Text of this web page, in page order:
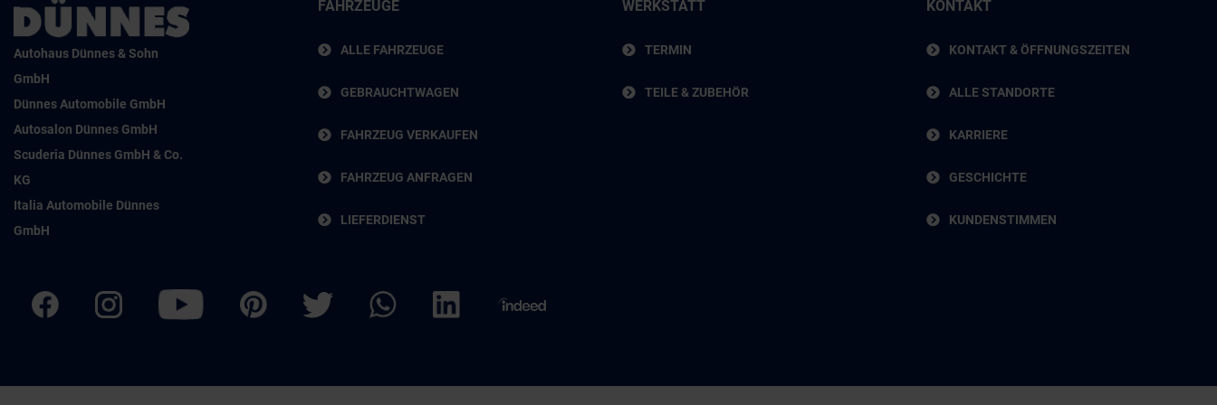
Autohaus Dünnes & Sohn
GmbH
Dünnes Automobile GmbH
Autosalon Dünnes GmbH
Scuderia Dünnes GmbH & Co.
KG
Italia Automobile Dünnes
GmbH
FAHRZEUGE
ALLE FAHRZEUGE
GEBRAUCHTWAGEN
FAHRZEUG VERKAUFEN
FAHRZEUG ANFRAGEN
LIEFERDIENST
WERKSTATT
TERMIN
TEILE & ZUBEHÖR
KONTAKT
KONTAKT & ÖFFNUNGSZEITEN
ALLE STANDORTE
KARRIERE
GESCHICHTE
KUNDENSTIMMEN